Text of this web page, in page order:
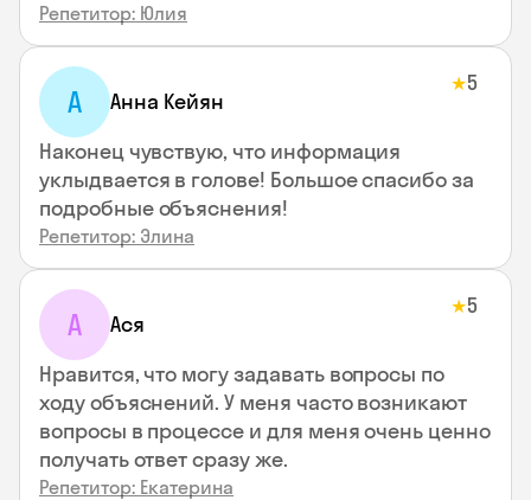
Репетитор: Юлия
А Анна Кейян
★5
Наконец чувствую, что информация
уклыдвается в голове! Большое спасибо за
подробные объяснения!
Репетитор: Элина
А Ася
★5
Нравится, что могу задавать вопросы по
ходу объяснений. У меня часто возникают
вопросы в процессе и для меня очень ценно
получать ответ сразу же.
Репетитор: Екатерина